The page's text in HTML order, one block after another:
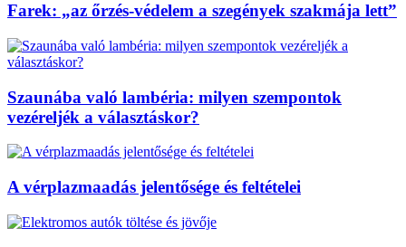
Farek: „az őrzés-védelem a szegények szakmája lett”
Szaunába való lambéria: milyen szempontok
vezéreljék a választáskor?
A vérplazmaadás jelentősége és feltételei